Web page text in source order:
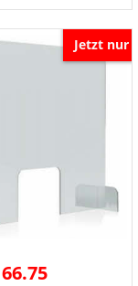
Jetzt nur
66.75